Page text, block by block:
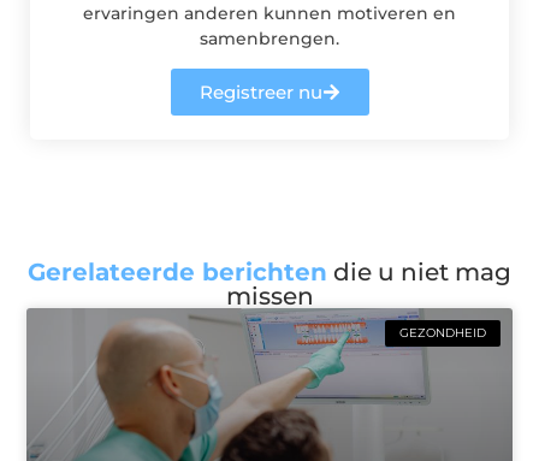
ervaringen anderen kunnen motiveren en
samenbrengen.
Registreer nu
Gerelateerde berichten die u niet mag
missen
GEZONDHEID